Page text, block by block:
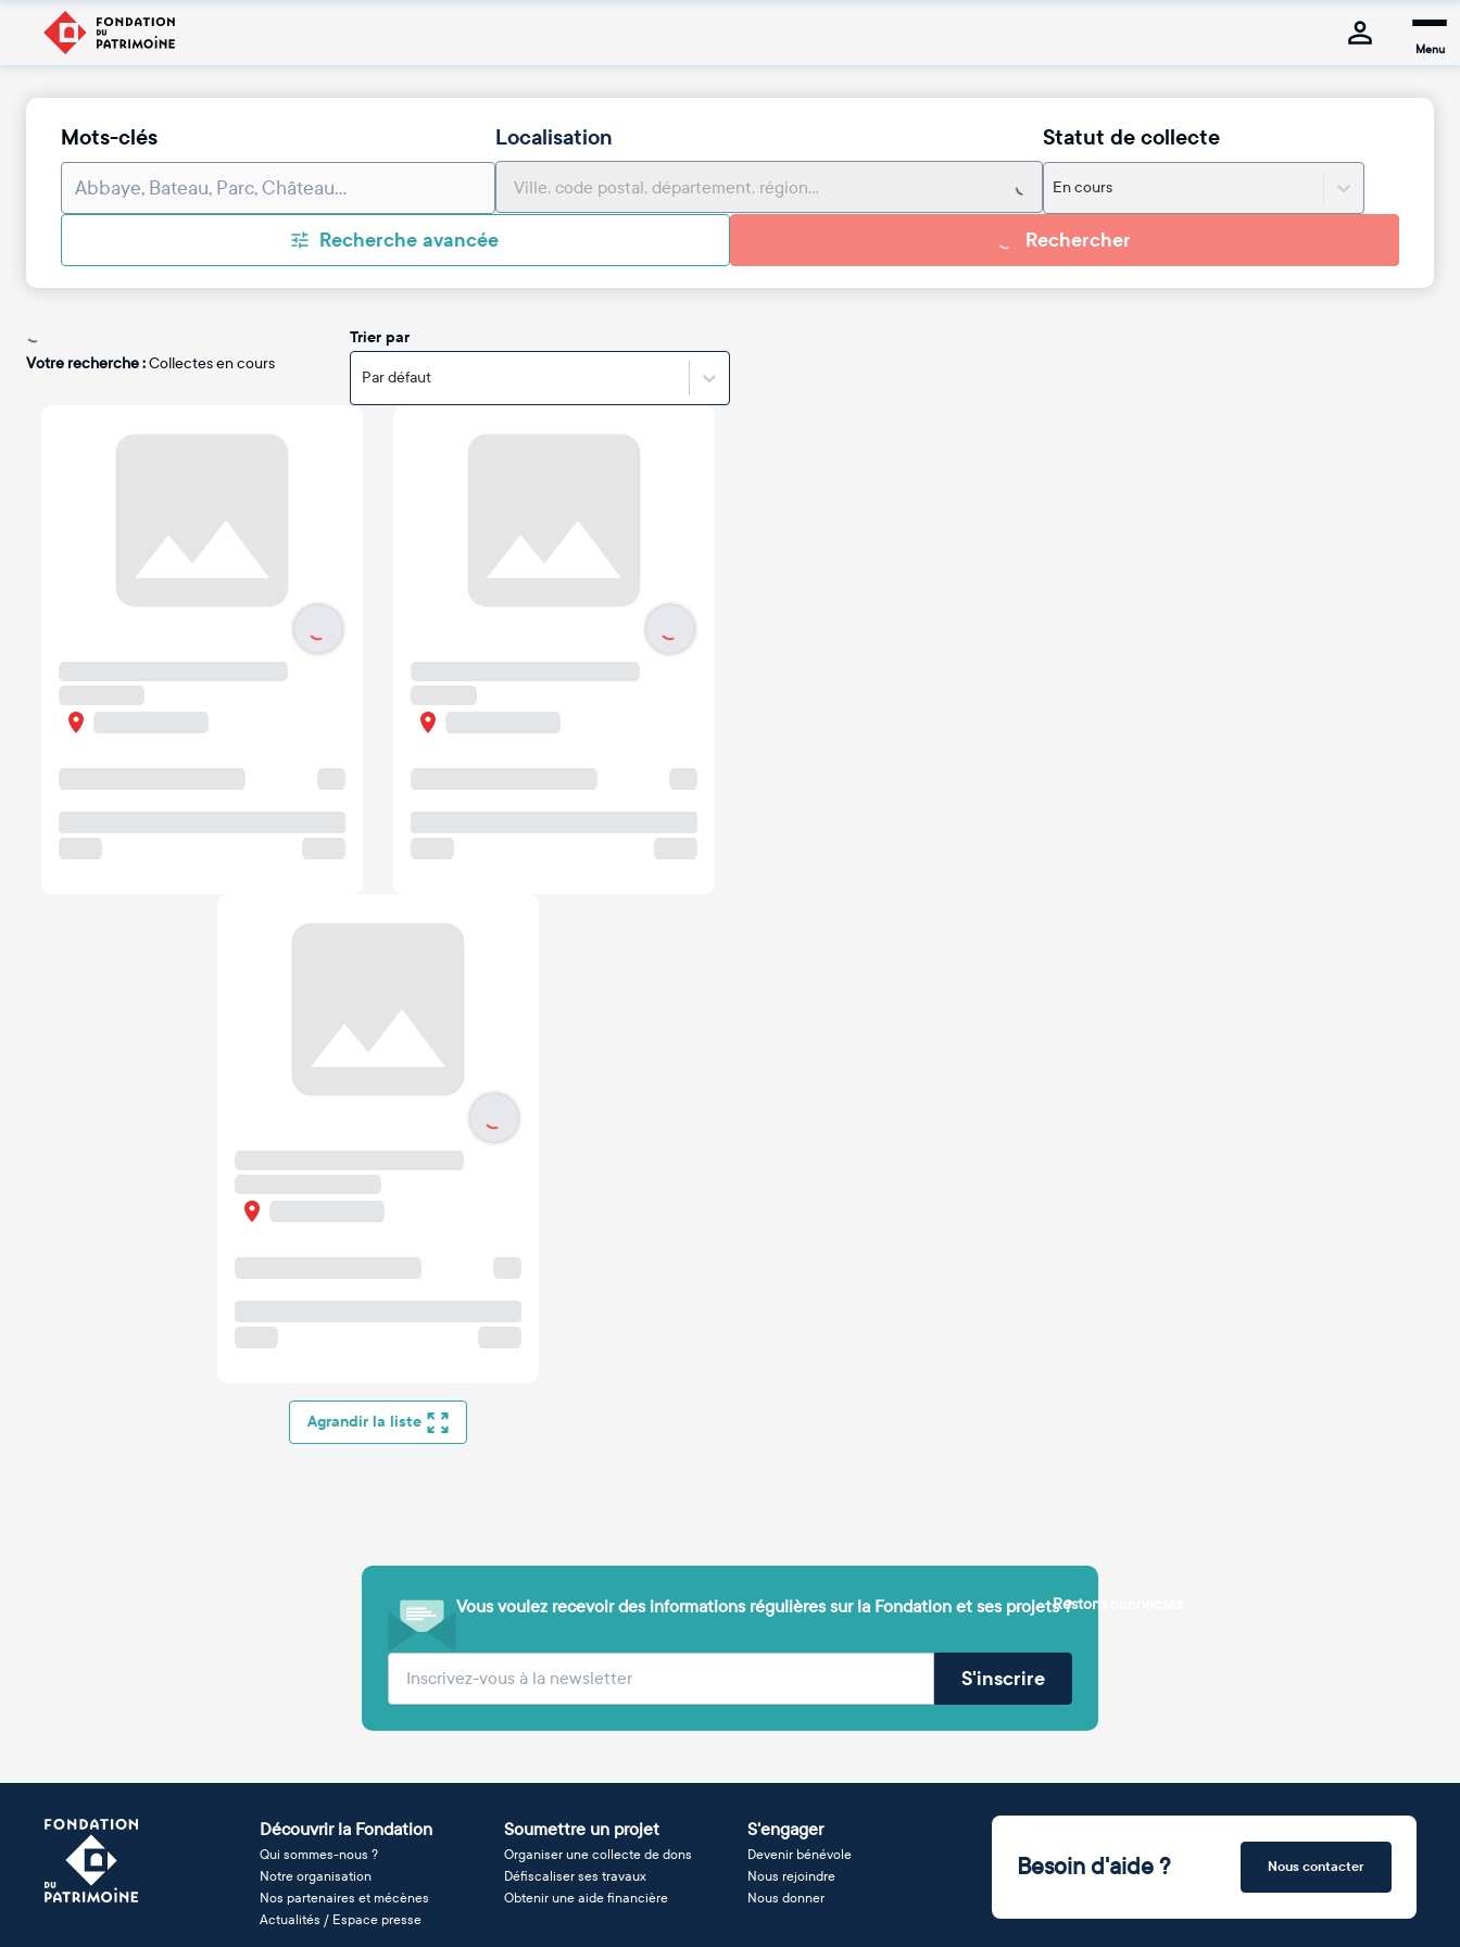
Menu
Mots-clés Localisation Statut de collecte
En cours
Recherche avancée Rechercher
Votre recherche :Collectes en cours
Trier par
Par défaut
Agrandir la liste
Vous voulez recevoir des informations régulières sur la Fondation et ses projets ?
Votre adresse e-mail (obligatoire) S'inscrire
Restons connectés
Découvrir la Fondation
Qui sommes-nous ?
Notre organisation
Nos partenaires et mécènes
Actualités / Espace presse
Soumettre un projet
Organiser une collecte de dons
Défiscaliser ses travaux
Obtenir une aide financière
S'engager
Devenir bénévole
Nous rejoindre
Nous donner
Besoin d'aide ? Nous contacter